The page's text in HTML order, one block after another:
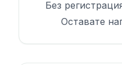
Без
Оставате